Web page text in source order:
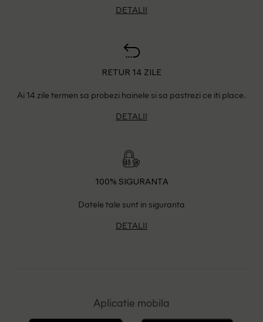
DETALII
RETUR 14 ZILE
Ai 14 zile termen sa probezi hainele si sa pastrezi ce iti place.
DETALII
100% SIGURANTA
Datele tale sunt in siguranta
DETALII
Aplicatie mobila